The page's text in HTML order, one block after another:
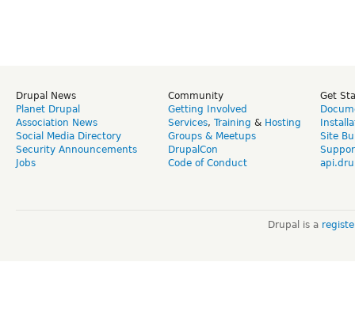
Drupal News
Planet Drupal
Association News
Social Media Directory
Security Announcements
Jobs
Community
Getting Involved
Services, Training & Hosting
Groups & Meetups
DrupalCon
Code of Conduct
Get
Site
Drupal is a